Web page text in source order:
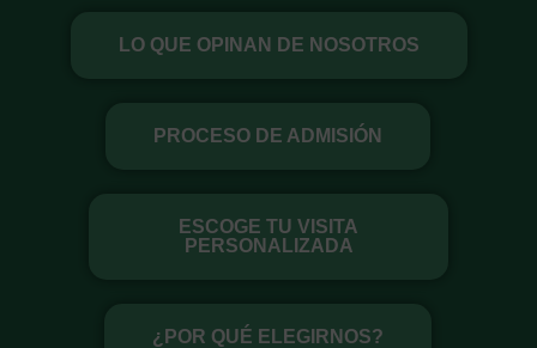
LO QUE OPINAN DE NOSOTROS
PROCESO DE ADMISIÓN
ESCOGE TU VISITA
PERSONALIZADA
¿POR QUÉ ELEGIRNOS?